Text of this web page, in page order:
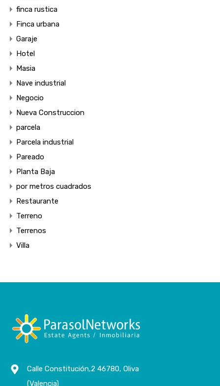
finca rustica
Finca urbana
Garaje
Hotel
Masia
Nave industrial
Negocio
Nueva Construccion
parcela
Parcela industrial
Pareado
Planta Baja
por metros cuadrados
Restaurante
Terreno
Terrenos
Villa
Calle Constitución,2 46780, Oliva
(Valencia)